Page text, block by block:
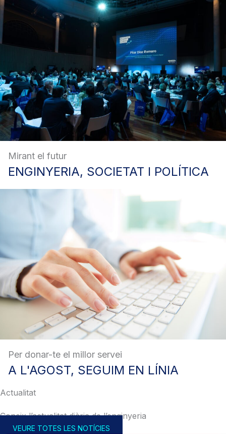
Mirant el futur
ENGINYERIA, SOCIETAT I POLÍTICA
Per donar-te el millor servei
A L'AGOST, SEGUIM EN LÍNIA
Actualitat
Coneix l’actualitat diària de l’enginyeria
VEURE TOTES LES NOTÍCIES